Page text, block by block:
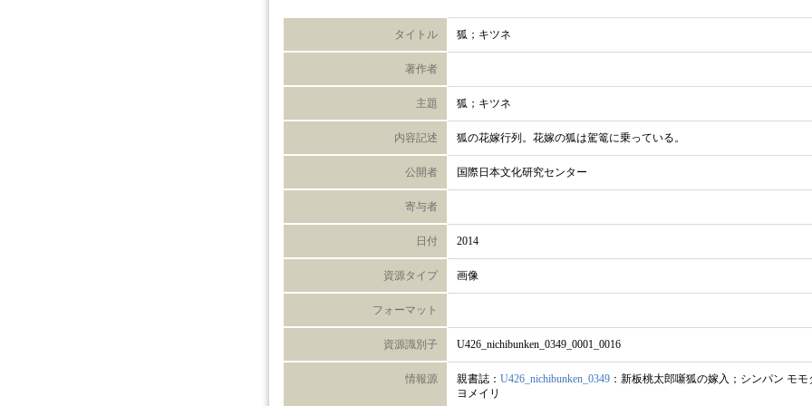
タイトル 狐；キツネ
著作者
主題 狐；キツネ
内容記述 狐の花嫁行列。花嫁の狐は駕篭に乗っている。
公開者 国際日本文化研究センター
寄与者
日付 2014
資源タイプ 画像
フォーマット
資源識別子 U426_nichibunken_0349_0001_0016
情報源 親書誌： U426_nichibunken_0349 ：新板桃太郎噺狐の嫁入；シンパン モ
ヨメイリ